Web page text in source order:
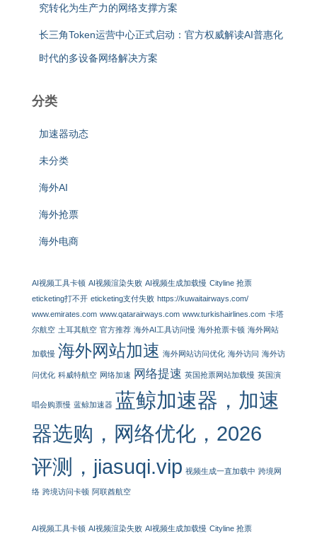
究转化为生产力的网络支撑方案
长三角Token运营中心正式启动：官方权威解读AI普惠化
时代的多设备网络解决方案
分类
加速器动态
未分类
海外AI
海外抢票
海外电商
AI视频工具卡顿 AI视频渲染失败 AI视频生成加载慢 Cityline 抢票
eticketing打不开 eticketing支付失败 https://kuwaitairways.com/
www.emirates.com www.qatarairways.com www.turkishairlines.com 卡塔
尔航空 土耳其航空 官方推荐 海外AI工具访问慢 海外抢票卡顿 海外网站
加载慢 海外网站加速 海外网站访问优化 海外访问 海外访
问优化 科威特航空 网络加速 网络提速 英国抢票网站加载慢 英国演
唱会购票慢 蓝鲸加速器 蓝鲸加速器，加速
器选购，网络优化，2026
评测，jiasuqi.vip 视频生成一直加载中 跨境网
络 跨境访问卡顿 阿联酋航空
AI视频工具卡顿 AI视频渲染失败 AI视频生成加载慢 Cityline 抢票